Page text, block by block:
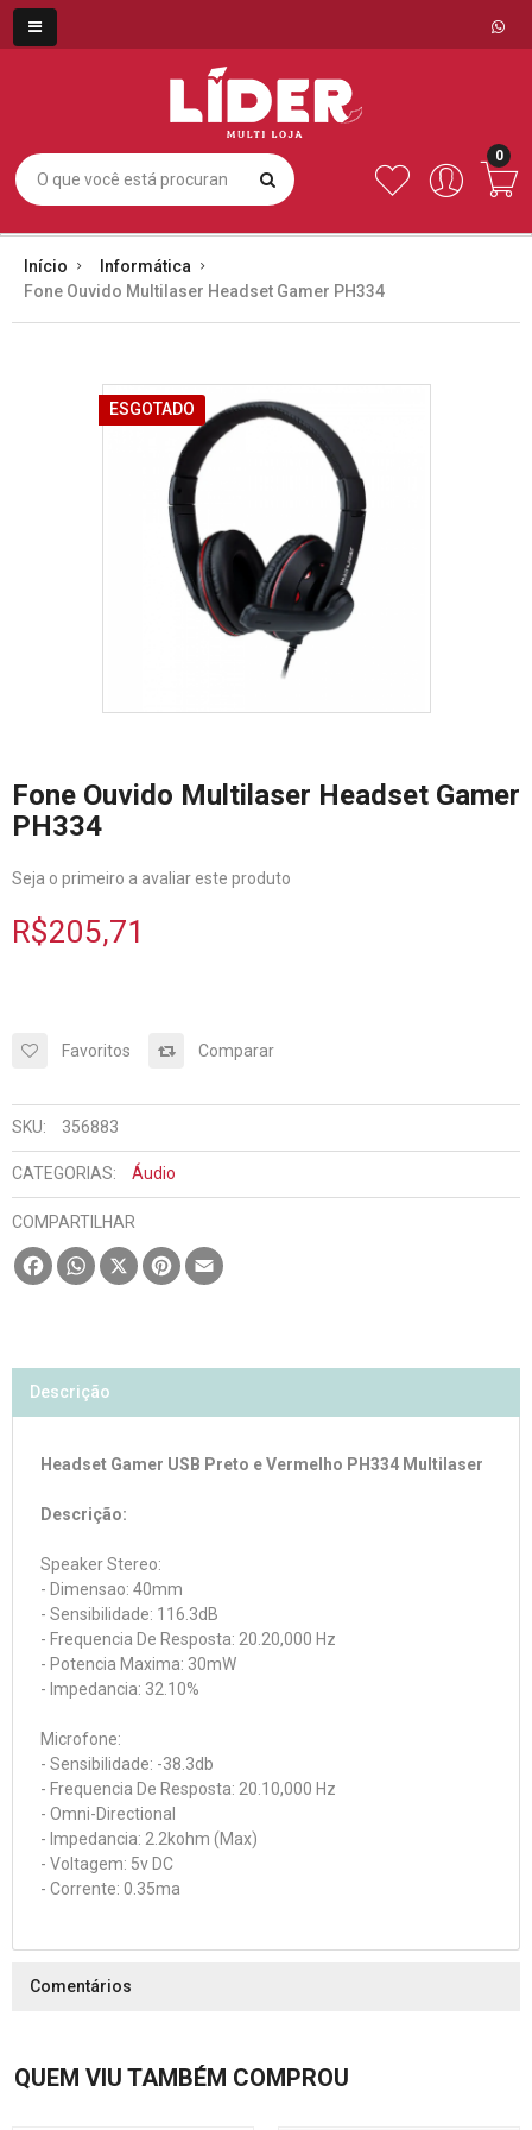
0
Início
Informática
Fone Ouvido Multilaser Headset Gamer PH334
ESGOTADO
Fone Ouvido Multilaser Headset Gamer
PH334
Seja o primeiro a avaliar este produto
R$205,71
Favoritos Comparar
SKU: 356883
CATEGORIAS: Áudio
COMPARTILHAR
FacebookWhatsApp
X Pinterest
Descrição
Headset Gamer USB Preto e Vermelho PH334 Multilaser
Descrição:
Speaker Stereo:
- Dimensao: 40mm
- Sensibilidade: 116.3dB
- Frequencia De Resposta: 20.20,000 Hz
- Potencia Maxima: 30mW
- Impedancia: 32.10%
Microfone:
- Sensibilidade: -38.3db
- Frequencia De Resposta: 20.10,000 Hz
- Omni-Directional
- Impedancia: 2.2kohm (Max)
- Voltagem: 5v DC
- Corrente: 0.35ma
Comentários
QUEM VIU TAMBÉM COMPROU